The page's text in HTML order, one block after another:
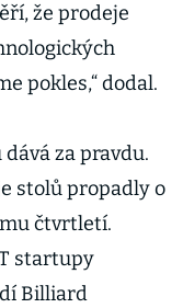
že prodeje
pokles,“ dodal.
za pravdu.
stolů propadly o
čtvrtletí.
startupy
Billiard